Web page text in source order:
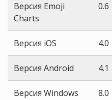
Версия Emoji
Charts
0.6
Версия iOS 4.0
Версия Android 4.1
Версия Windows 8.0